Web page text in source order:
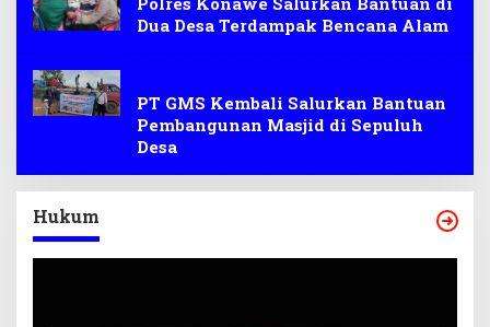
Dua Desa Terdampak Bencana Alam
PT GMS Kembali Salurkan Bantuan
Pembangunan Masjid di Sepuluh
Desa
Hukum